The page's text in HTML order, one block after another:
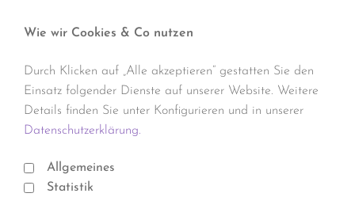
Wie wir Cookies & Co nutzen
Durch Klicken auf „Alle akzeptieren“ gestatten Sie den
Einsatz folgender Dienste auf unserer Website. Weitere
Details finden Sie unter Konfigurieren und in unserer
Datenschutzerklärung.
Allgemeines
Statistik